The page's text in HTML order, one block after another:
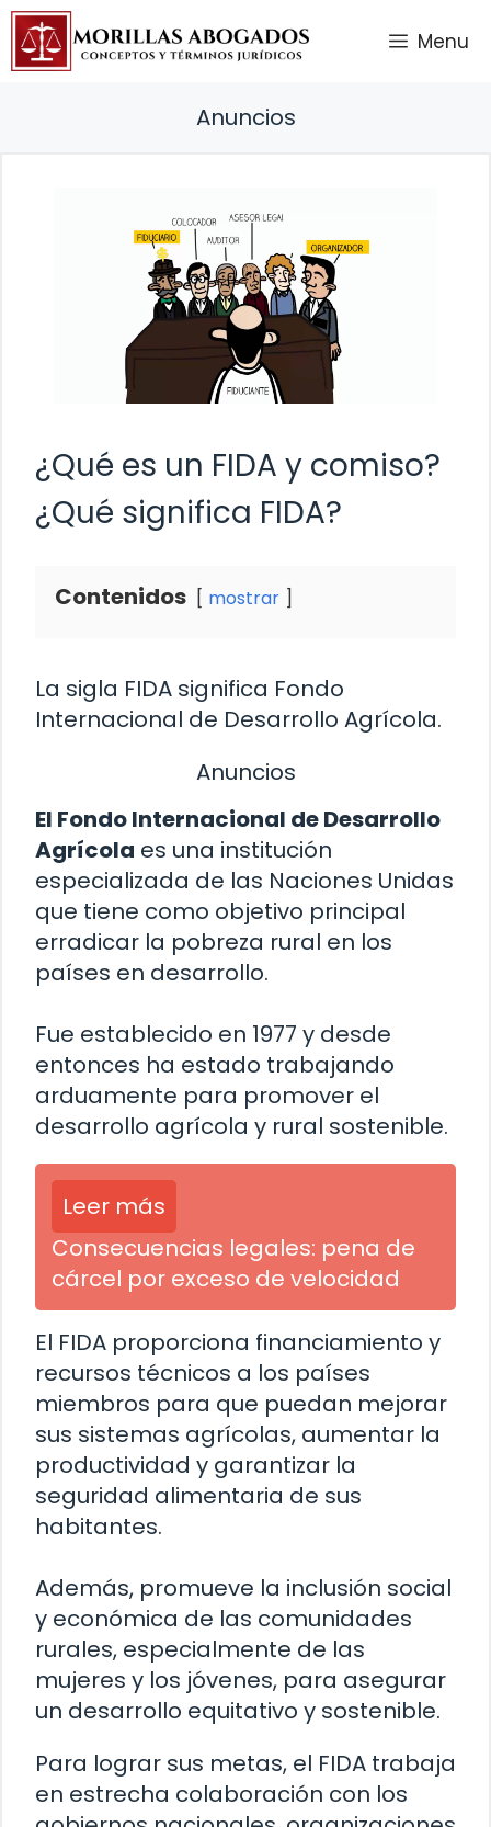
Saltar
contenido
Menu
Anuncios
¿Qué es un FIDA y comiso?
¿Qué significa FIDA?
Contenidos mostrar
La sigla FIDA significa Fondo
Internacional de Desarrollo Agrícola.
Anuncios
El Fondo Internacional de Desarrollo
Agrícola es una institución
especializada de las Naciones Unidas
que tiene como objetivo principal
erradicar la pobreza rural en los
países en desarrollo.
Fue establecido en 1977 y desde
entonces ha estado trabajando
arduamente para promover el
desarrollo agrícola y rural sostenible.
Leer más
Consecuencias legales: pena de
cárcel por exceso de velocidad
El FIDA proporciona financiamiento y
recursos técnicos a los países
miembros para que puedan mejorar
sus sistemas agrícolas, aumentar la
productividad y garantizar la
seguridad alimentaria de sus
habitantes.
Además, promueve la inclusión social
y económica de las comunidades
rurales, especialmente de las
mujeres y los jóvenes, para asegurar
un desarrollo equitativo y sostenible.
Para lograr sus metas, el FIDA trabaja
en estrecha colaboración con los